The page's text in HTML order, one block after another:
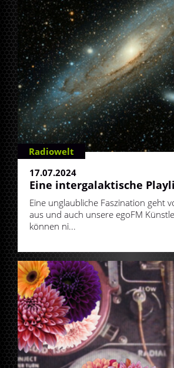
Radiowelt
17.07.2024
Eine intergalaktische
Eine unglaubliche Faszination geht
aus und auch unsere egoFM
können ni...